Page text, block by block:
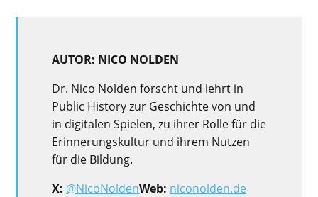
AUTOR: NICO NOLDEN
Dr. Nico Nolden forscht und lehrt in
Public History zur Geschichte von und
in digitalen Spielen, zu ihrer Rolle für die
Erinnerungskultur und ihrem Nutzen
für die Bildung.
X: @NicoNoldenWeb: niconolden.de